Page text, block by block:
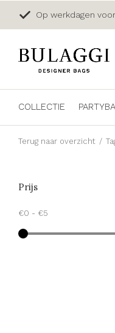
COLLECTIE
Op werkdagen
Terug naar overzicht
Prijs
€0 - €5